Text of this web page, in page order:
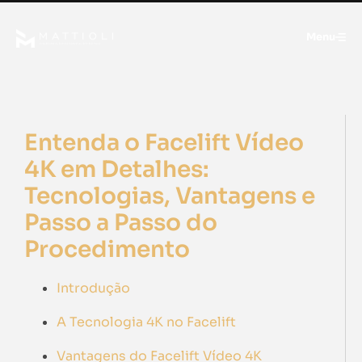
Entenda o Facelift Vídeo
4K em Detalhes:
Tecnologias, Vantagens e
Passo a Passo do
Procedimento
Introdução
A Tecnologia 4K no Facelift
Vantagens do Facelift Vídeo 4K